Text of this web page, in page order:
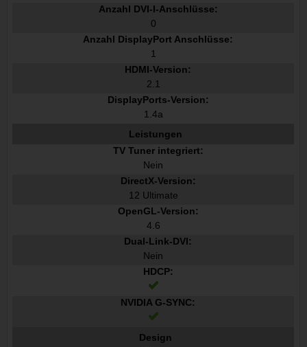
Anzahl DVI-I-Anschlüsse:
0
Anzahl DisplayPort Anschlüsse:
1
HDMI-Version:
2.1
DisplayPorts-Version:
1.4a
Leistungen
TV Tuner integriert:
Nein
DirectX-Version:
12 Ultimate
OpenGL-Version:
4.6
Dual-Link-DVI:
Nein
HDCP:
NVIDIA G-SYNC:
Design